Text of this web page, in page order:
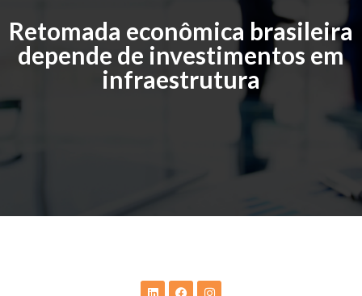
Retomada econômica brasileira
depende de investimentos em
infraestrutura